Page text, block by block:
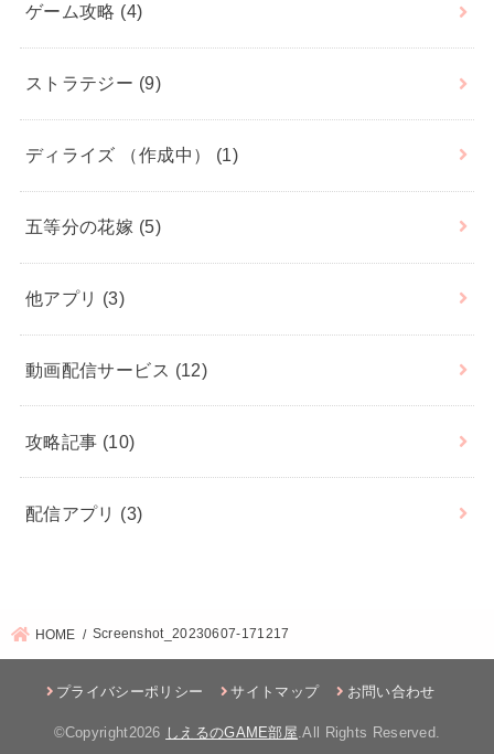
ゲーム攻略 (4)
ストラテジー (9)
ディライズ （作成中） (1)
五等分の花嫁 (5)
他アプリ (3)
動画配信サービス (12)
攻略記事 (10)
配信アプリ (3)
HOME Screenshot_20230607-171217
プライバシーポリシー サイトマップ お問い合わせ
©Copyright2026 しえるのGAME部屋 .All Rights Reserved.